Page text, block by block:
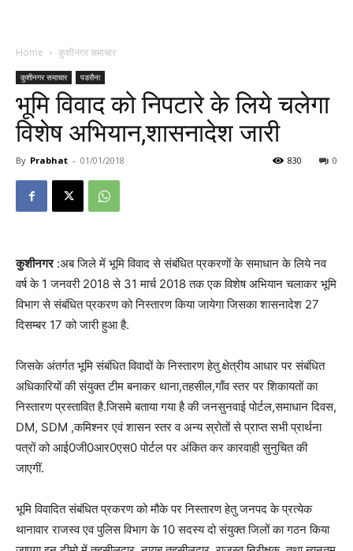
Home कुशीनगर समाचार
कुशीनगर समाचार पडरौना
भूमि विवाद को निपटारे के लिये चलेगा
विशेष अभियान,शासनादेश जारी
By Prabhat - 01/01/2018 0
830
कुशीनगर:अब जिले में भूमि विवाद से संबंधित प्रकरणों के समाधान के लिये नव
वर्ष के 1 जनवरी 2018 से 31 मार्च 2018 तक एक विशेष अभियान चलाकर भूमि
विभाग से संबंधित प्रकरण को निस्तारण किया जायेगा जिसका शासनादेश 27
दिसम्बर 17 को जारी हुआ है.
जिसके अंतर्गत भूमि संबंधित विवादों के निस्तारण हेतु क्षेत्रीय आधार पर संबंधित
अधिकारियों की संयुक्त टीम बनाकर थाना,तहसील,गाँव स्तर पर शिकायतों का
निस्तारण प्रस्तावित है.जिसमे बताया गया है की जनसुनवाई पोर्टल,समाधान दिवस,
DM, SDM ,कमिश्नर एवं शासन स्तर व अन्य स्रोतों से प्राप्त सभी प्रार्थना
पत्रों को आई0जी0आर0एस0 पोर्टल पर अंकित कर कारवाही सुनुचित की
जाएगीं.
भूमि विवादित संबंधित प्रकरण को मौके पर निस्तारण हेतु जनपद के प्रत्येक
थानावार राजस्व एव पुलिस विभाग के 10 सदस्य दो संयुक्त जिलों का गठन किया